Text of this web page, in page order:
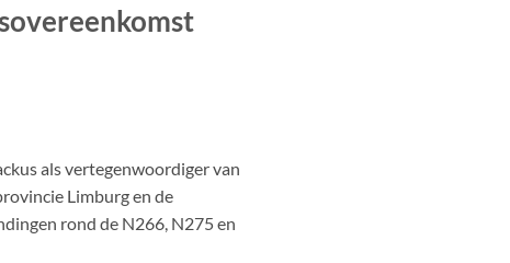
als vertegenwoordiger van
Limburg en de
rond de N266, N275 en